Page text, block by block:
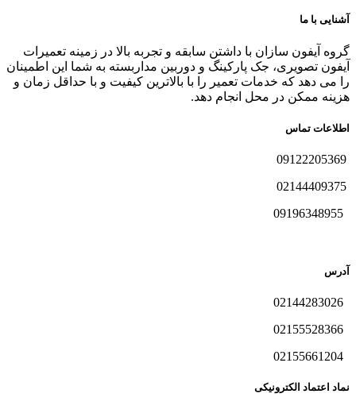
آشنایی با ما
گروه آیفون سازان با داشتن سابقه و تجربه بالا در زمینه تعمیرات
آیفون تصویری، جک پارکینگ و دوربین مداربسته به شما این اطمینان
را می دهد که خدمات تعمیر را با بالاترین کیفیت و با حداقل زمان و
هزینه ممکن در محل انجام دهد.
اطلاعات تماس
آدرس
نماد اعتماد الکترونیکی